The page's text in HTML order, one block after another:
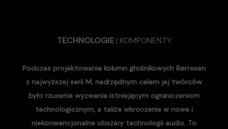
TECHNOLOGIE I KOMPONENTY
Podczas projektowania kolumn głośnikowych Børresen
z najwyższej serii M, nadrzędnym celem jej twórców
było rzucenie wyzwania istniejącym ograniczeniom
technologicznym, a także wkroczenie w nowe i
niekonwencjonalne obszary technologii audio. To